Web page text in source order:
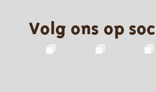
Volg ons op